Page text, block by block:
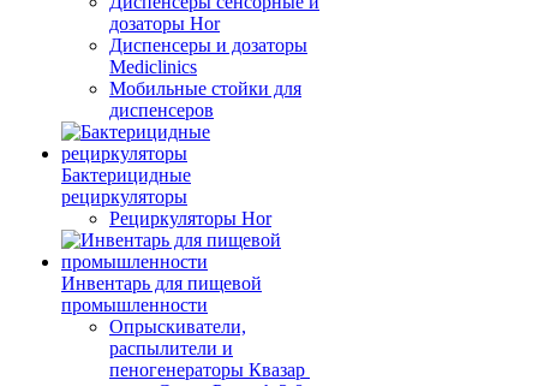
дозаторы Hor
Диспенсеры и дозаторы
Mediclinics
Мобильные стойки для
диспенсеров
Бактерицидные
рециркуляторы
Рециркуляторы Hor
Инвентарь для пищевой
промышленности
Опрыскиватели,
распылители и
пеногенераторы Квазар